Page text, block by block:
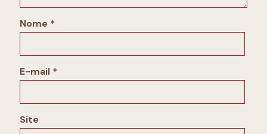
Nome *
E-mail *
Site